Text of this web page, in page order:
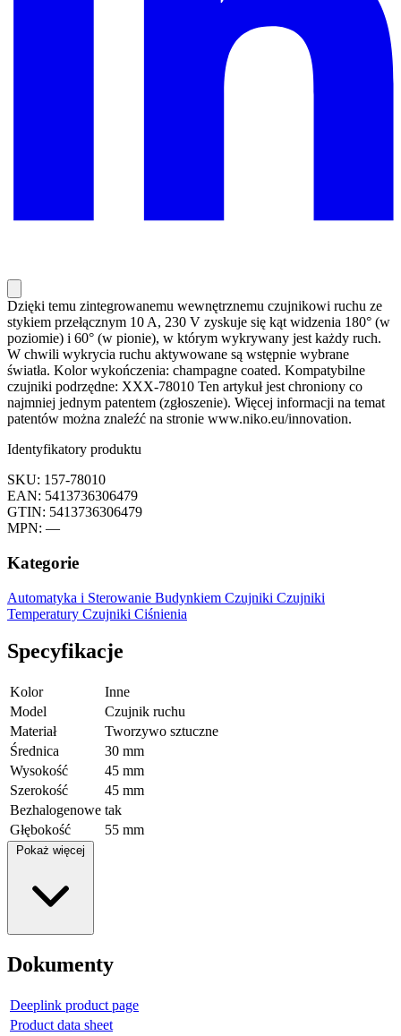
Dzięki temu zintegrowanemu wewnętrznemu czujnikowi ruchu ze
stykiem przełącznym 10 A, 230 V zyskuje się kąt widzenia 180° (w
poziomie) i 60° (w pionie), w którym wykrywany jest każdy ruch.
W chwili wykrycia ruchu aktywowane są wstępnie wybrane
światła. Kolor wykończenia: champagne coated. Kompatybilne
czujniki podrzędne: XXX-78010 Ten artykuł jest chroniony co
najmniej jednym patentem (zgłoszenie). Więcej informacji na temat
patentów można znaleźć na stronie www.niko.eu/innovation.
Identyfikatory produktu
SKU: 157-78010
EAN: 5413736306479
GTIN: 5413736306479
MPN: —
Kategorie
Automatyka i Sterowanie Budynkiem Czujniki Czujniki
Temperatury Czujniki Ciśnienia
Specyfikacje
Kolor
Inne
Model
Czujnik ruchu
Materiał
Tworzywo sztuczne
Średnica
30 mm
Wysokość
45 mm
Szerokość
45 mm
Bezhalogenowe tak
Głębokość
55 mm
Pokaż więcej
Dokumenty
Deeplink product page
Product data sheet